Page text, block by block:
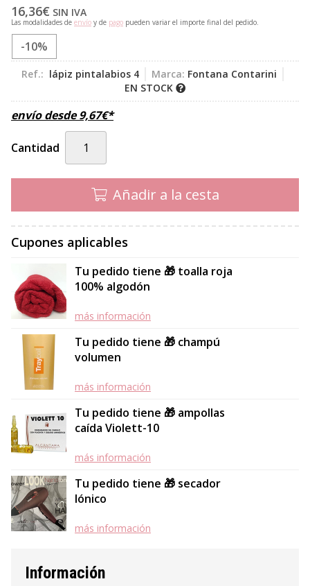
16,36€ SIN IVA
Las modalidades de envío y de pago pueden variar el importe final del pedido.
-10%
Ref.: lápiz pintalabios 4 Marca: Fontana Contarini
EN STOCK
envío desde9,67€*
Cantidad
Añadir a la cesta
Cupones aplicables
Tu pedido tiene 🎁 toalla roja
100% algodón
más información
Tu pedido tiene 🎁 champú
volumen
más información
Tu pedido tiene 🎁 ampollas
caída Violett-10
más información
Tu pedido tiene 🎁 secador
Iónico
más información
Información